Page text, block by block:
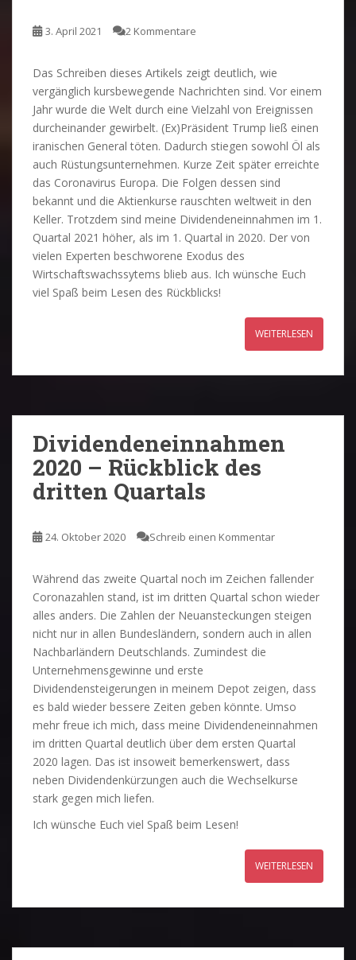
3. April 2021 2 Kommentare
Das Schreiben dieses Artikels zeigt deutlich, wie
vergänglich kursbewegende Nachrichten sind. Vor einem
Jahr wurde die Welt durch eine Vielzahl von Ereignissen
durcheinander gewirbelt. (Ex)Präsident Trump ließ einen
iranischen General töten. Dadurch stiegen sowohl Öl als
auch Rüstungsunternehmen. Kurze Zeit später erreichte
das Coronavirus Europa. Die Folgen dessen sind
bekannt und die Aktienkurse rauschten weltweit in den
Keller. Trotzdem sind meine Dividendeneinnahmen im 1.
Quartal 2021 höher, als im 1. Quartal in 2020. Der von
vielen Experten beschworene Exodus des
Wirtschaftswachssytems blieb aus. Ich wünsche Euch
viel Spaß beim Lesen des Rückblicks!
WEITERLESEN
Dividendeneinnahmen
2020 – Rückblick des
dritten Quartals
24. Oktober 2020 Schreib einen Kommentar
Während das zweite Quartal noch im Zeichen fallender
Coronazahlen stand, ist im dritten Quartal schon wieder
alles anders. Die Zahlen der Neuansteckungen steigen
nicht nur in allen Bundesländern, sondern auch in allen
Nachbarländern Deutschlands. Zumindest die
Unternehmensgewinne und erste
Dividendensteigerungen in meinem Depot zeigen, dass
es bald wieder bessere Zeiten geben könnte. Umso
mehr freue ich mich, dass meine Dividendeneinnahmen
im dritten Quartal deutlich über dem ersten Quartal
2020 lagen. Das ist insoweit bemerkenswert, dass
neben Dividendenkürzungen auch die Wechselkurse
stark gegen mich liefen.
Ich wünsche Euch viel Spaß beim Lesen!
WEITERLESEN